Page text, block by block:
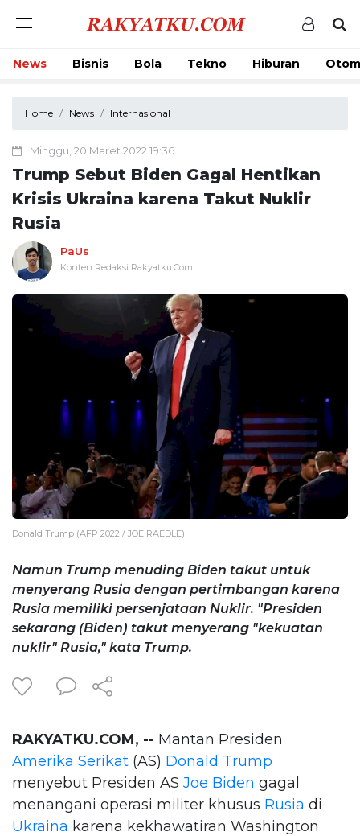
News Bisnis Bola Tekno Hiburan
Home News Internasional
Minggu, 20 Maret 2022 19:36
Trump Sebut Biden Gagal Hentikan
Krisis Ukraina karena Takut Nuklir
Rusia
PaUs
Konten Redaksi Rakyatku.Com
Donald Trump (AFP 2022 / JOE RAEDLE)
Namun Trump menuding Biden takut untuk
menyerang Rusia dengan pertimbangan karena
Rusia memiliki persenjataan Nuklir. "Presiden
sekarang (Biden) takut menyerang "kekuatan
nuklir" Rusia," kata Trump.
RAKYATKU.COM, -- Mantan Presiden
Amerika Serikat (AS) Donald Trump
menyebut Presiden AS Joe Biden gagal
menangani operasi militer khusus Rusia di
Ukraina karena kekhawatiran Washington